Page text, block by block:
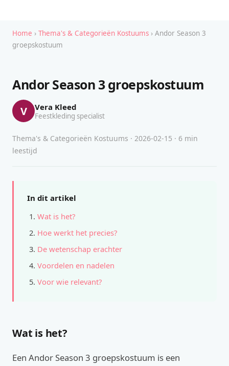
Home › Thema's & Categorieën Kostuums › Andor Season 3
groepskostuum
Andor Season 3 groepskostuum
V Vera Kleed
Feestkleding specialist
Thema's & Categorieën Kostuums · 2026-02-15 · 6 min
leestijd
In dit artikel
Wat is het?
Hoe werkt het precies?
De wetenschap erachter
Voordelen en nadelen
Voor wie relevant?
Wat is het?
Een Andor Season 3 groepskostuum is een